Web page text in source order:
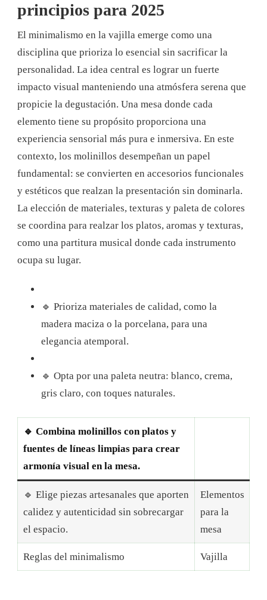
principios para 2025
El minimalismo en la vajilla emerge como una
disciplina que prioriza lo esencial sin sacrificar la
personalidad. La idea central es lograr un fuerte
impacto visual manteniendo una atmósfera serena que
propicie la degustación. Una mesa donde cada
elemento tiene su propósito proporciona una
experiencia sensorial más pura e inmersiva. En este
contexto, los molinillos desempeñan un papel
fundamental: se convierten en accesorios funcionales
y estéticos que realzan la presentación sin dominarla.
La elección de materiales, texturas y paleta de colores
se coordina para realzar los platos, aromas y texturas,
como una partitura musical donde cada instrumento
ocupa su lugar.
🔹 Prioriza materiales de calidad, como la
madera maciza o la porcelana, para una
elegancia atemporal.
🔹 Opta por una paleta neutra: blanco, crema,
gris claro, con toques naturales.
🔹 Combina molinillos con platos y
fuentes de líneas limpias para crear
armonía visual en la mesa.
🔹 Elige piezas artesanales que aporten
calidez y autenticidad sin sobrecargar
el espacio.
Elementos
para la
mesa
Reglas del minimalismo Vajilla